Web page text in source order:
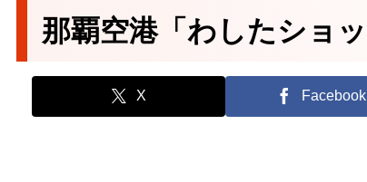
那覇空港「わしたショ
X Facebook